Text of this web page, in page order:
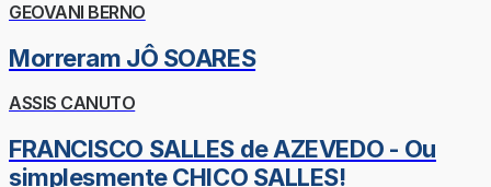
GEOVANI BERNO
Morreram JÔ SOARES
ASSIS CANUTO
FRANCISCO SALLES de AZEVEDO - Ou
simplesmente CHICO SALLES!